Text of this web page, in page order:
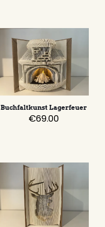
Buchfaltkunst Lagerfeuer
€69.00